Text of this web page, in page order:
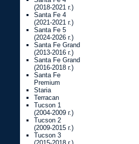
(2018-2021 г.)
Santa Fe 4
(2021-2021 г.)
Santa Fe 5
(2024-2026 г.)
Santa Fe Grand
(2013-2016 г.)
Santa Fe Grand
(2016-2018 г.)
Santa Fe
Premium
Staria
Terracan
Tucson 1
(2004-2009 г.)
Tucson 2
(2009-2015 г.)
Tucson 3